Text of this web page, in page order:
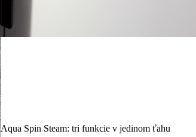
Aqua Spin Steam: tri funkcie v jedinom ťahu